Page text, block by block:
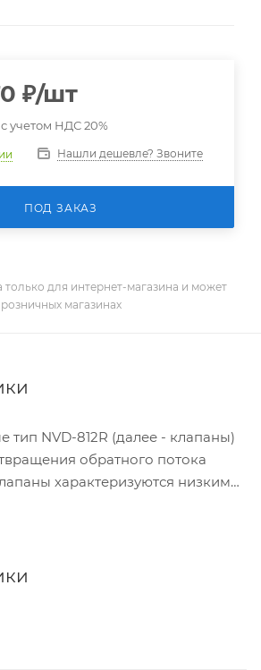
₽/шт
учетом НДС 20%
Нашли дешевле? Звоните
ПОД ЗАКАЗ
только для интернет-магазина и может
магазинах
тип NVD-812R (далее - клапаны)
обратного потока
характеризуются низким
среда: вода систем
изготовлен в
014-72323163-2022